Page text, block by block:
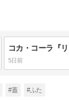
5日前
#蓋 #ふた